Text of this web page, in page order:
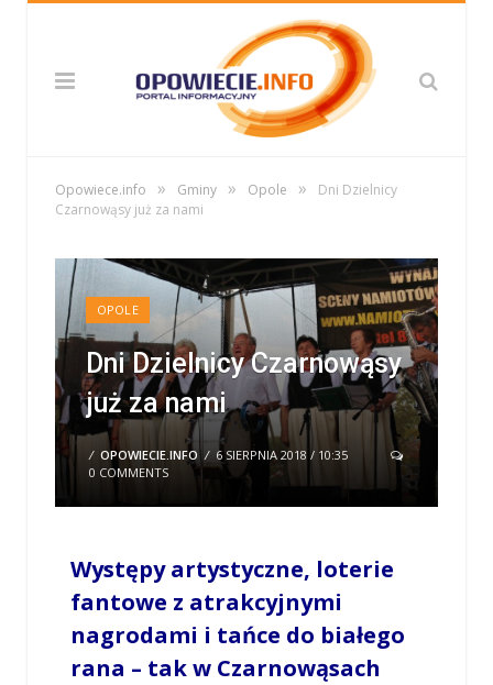
Opowiece.info » Gminy » Opole »
Dni Dzielnicy
Czarnowąsy już za nami
OPOLE
Dni Dzielnicy Czarnowąsy
już za nami
/ OPOWIECIE.INFO / 6 SIERPNIA 2018 / 10:35
0 COMMENTS
Występy artystyczne, loterie
fantowe z atrakcyjnymi
nagrodami i tańce do białego
rana – tak w Czarnowąsach